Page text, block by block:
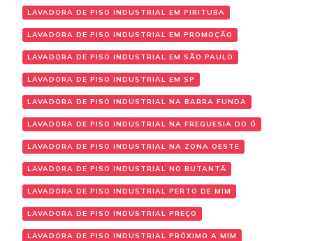
LAVADORA DE PISO INDUSTRIAL EM PIRITUBA
LAVADORA DE PISO INDUSTRIAL EM PROMOÇÃO
LAVADORA DE PISO INDUSTRIAL EM SÃO PAULO
LAVADORA DE PISO INDUSTRIAL EM SP
LAVADORA DE PISO INDUSTRIAL NA BARRA FUNDA
LAVADORA DE PISO INDUSTRIAL NA FREGUESIA DO Ó
LAVADORA DE PISO INDUSTRIAL NA ZONA OESTE
LAVADORA DE PISO INDUSTRIAL NO BUTANTÃ
LAVADORA DE PISO INDUSTRIAL PERTO DE MIM
LAVADORA DE PISO INDUSTRIAL PREÇO
LAVADORA DE PISO INDUSTRIAL PRÓXIMO A MIM